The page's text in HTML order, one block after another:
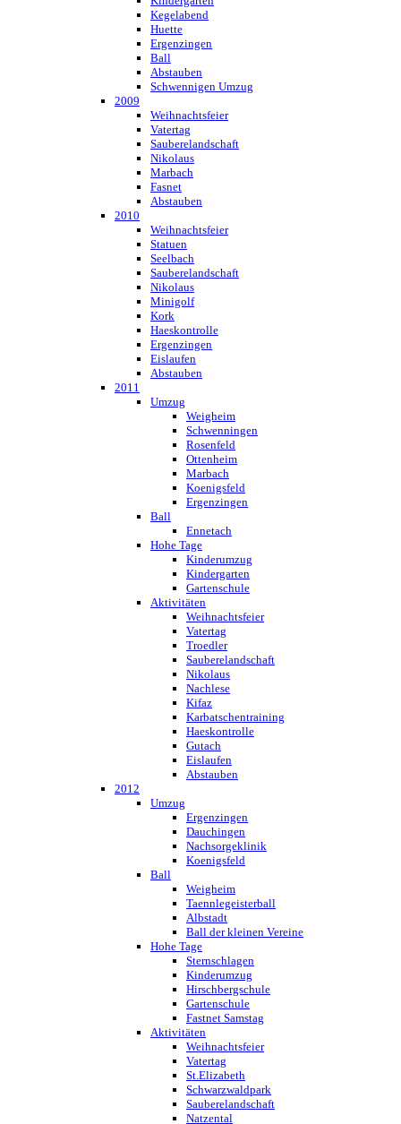
Kegelabend
Huette
Ergenzingen
Ball
Abstauben
Schwennigen Umzug
2009
Weihnachtsfeier
Vatertag
Sauberelandschaft
Nikolaus
Marbach
Fasnet
Abstauben
2010
Weihnachtsfeier
Statuen
Seelbach
Sauberelandschaft
Nikolaus
Minigolf
Kork
Haeskontrolle
Ergenzingen
Eislaufen
Abstauben
2011
Umzug
Weigheim
Schwenningen
Rosenfeld
Ottenheim
Marbach
Koenigsfeld
Ergenzingen
Ball
Ennetach
Hohe Tage
Kinderumzug
Kindergarten
Gartenschule
Aktivitäten
Weihnachtsfeier
Vatertag
Troedler
Sauberelandschaft
Nikolaus
Nachlese
Kifaz
Karbatschentraining
Haeskontrolle
Gutach
Eislaufen
Abstauben
2012
Umzug
Ergenzingen
Dauchingen
Nachsorgeklinik
Koenigsfeld
Ball
Weigheim
Taennlegeisterball
Albstadt
Ball der kleinen Vereine
Hohe Tage
Sternschlagen
Kinderumzug
Hirschbergschule
Gartenschule
Fastnet Samstag
Aktivitäten
Weihnachtsfeier
Vatertag
St.Elizabeth
Schwarzwaldpark
Sauberelandschaft
Natzental